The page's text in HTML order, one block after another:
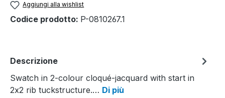
Aggiungi alla wishlist
Codice prodotto: P-0810267.1
Descrizione
Swatch in 2-colour cloqué-jacquard with start in
2x2 rib tuckstructure.… Di più